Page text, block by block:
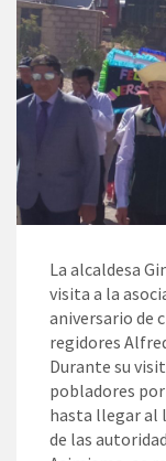
La alcaldesa
visita a la
aniversario de
regidores
Durante su
pobladores
hasta llegar al
de las